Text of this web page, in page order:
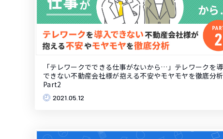
「テレワークでできる仕事がないから…」テレワークを
できない不動産会社様が抱える不安やモヤモヤを徹底分析
Part2
2021.05.12